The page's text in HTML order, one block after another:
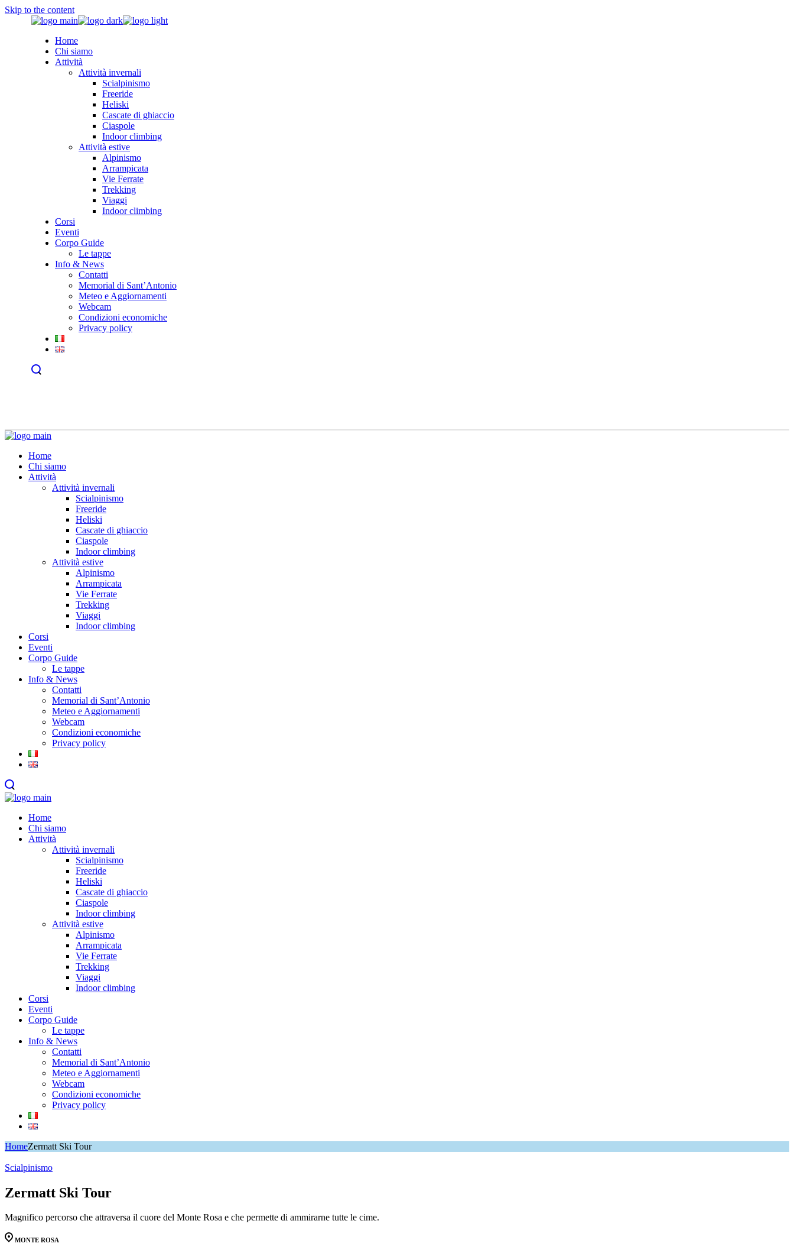
Skip to the content
Home
Chi siamo
Attività
Attività invernali
Scialpinismo
Freeride
Heliski
Cascate di ghiaccio
Ciaspole
Indoor climbing
Attività estive
Alpinismo
Arrampicata
Vie Ferrate
Trekking
Viaggi
Indoor climbing
Corsi
Eventi
Corpo Guide
Le tappe
Info & News
Contatti
Memorial di Sant’Antonio
Meteo e Aggiornamenti
Webcam
Condizioni economiche
Privacy policy
Home
Chi siamo
Attività
Attività invernali
Scialpinismo
Freeride
Heliski
Cascate di ghiaccio
Ciaspole
Indoor climbing
Attività estive
Alpinismo
Arrampicata
Vie Ferrate
Trekking
Viaggi
Indoor climbing
Corsi
Eventi
Corpo Guide
Le tappe
Info & News
Contatti
Memorial di Sant’Antonio
Meteo e Aggiornamenti
Webcam
Condizioni economiche
Privacy policy
Home
Chi siamo
Attività
Attività invernali
Scialpinismo
Freeride
Heliski
Cascate di ghiaccio
Ciaspole
Indoor climbing
Attività estive
Alpinismo
Arrampicata
Vie Ferrate
Trekking
Viaggi
Indoor climbing
Corsi
Eventi
Corpo Guide
Le tappe
Info & News
Contatti
Memorial di Sant’Antonio
Meteo e Aggiornamenti
Webcam
Condizioni economiche
Privacy policy
HomeZermatt Ski Tour
Scialpinismo
Zermatt Ski Tour
Magnifico percorso che attraversa il cuore del Monte Rosa e che permette di ammirarne tutte le cime.
MONTE ROSA